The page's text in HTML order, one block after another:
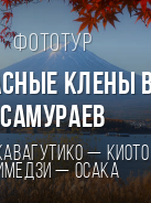
Фототур
клены
самураев
—
— Осака